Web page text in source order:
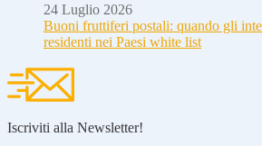
24 Luglio 2026
Buoni fruttiferi postali: quando gli
residenti nei Paesi white list
Iscriviti alla Newsletter!